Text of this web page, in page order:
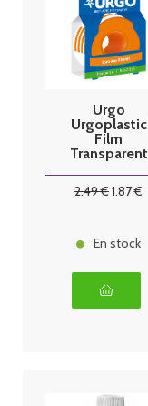
Urgo
Urgoplastic
Film
Transparent
2.49€1.87€
En stock